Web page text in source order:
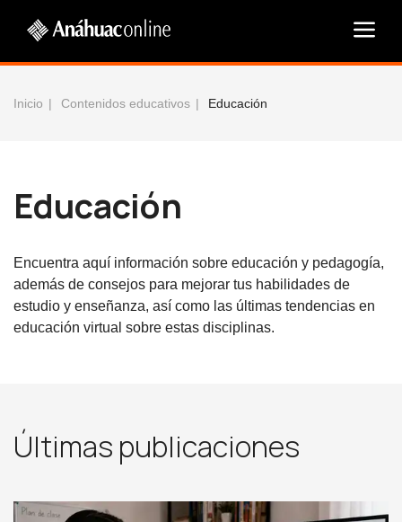
Inicio Contenidos educativos Educación
Educación
Encuentra aquí información sobre educación y pedagogía,
además de consejos para mejorar tus habilidades de
estudio y enseñanza, así como las últimas tendencias en
educación virtual sobre estas disciplinas.
Últimas publicaciones